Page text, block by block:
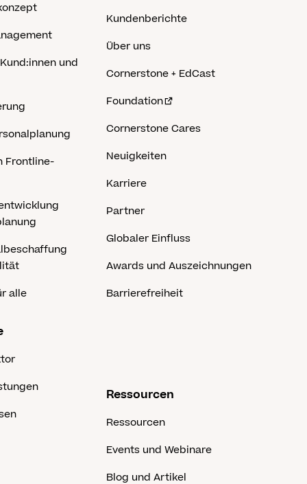
und
Frontline-
alle
Kundenberichte
Über uns
Cornerstone + EdCast
Foundation
Cornerstone Cares
Neuigkeiten
Karriere
Partner
Globaler Einfluss
Awards und Auszeichnungen
Barrierefreiheit
Ressourcen
Ressourcen
Events und Webinare
Blog und Artikel